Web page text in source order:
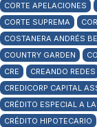
CORTE APELACIONES
CORTE SUPREMA
COSTANERA ANDRÉS
COUNTRY GARDEN
CRE
CREANDO REDES
CREDICORP CAPITAL
CRÉDITO ESPECIAL A
CRÉDITO HIPOTECARIO